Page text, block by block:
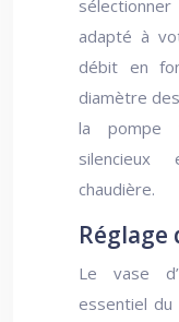
adapté à
débit en
diamètre
la pompe
chaudière.
Réglage
Le vase
essentiel